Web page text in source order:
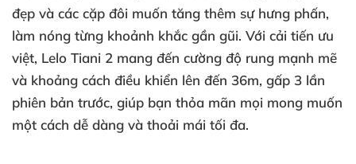
đẹp và các cặp đôi muốn tăng thêm sự hưng phấn,
làm nóng từng khoảnh khắc gần gũi. Với cải tiến ưu
việt, Lelo Tiani 2 mang đến cường độ rung mạnh mẽ
và khoảng cách điều khiển lên đến 36m, gấp 3 lần
phiên bản trước, giúp bạn thỏa mãn mọi mong muốn
một cách dễ dàng và thoải mái tối đa.